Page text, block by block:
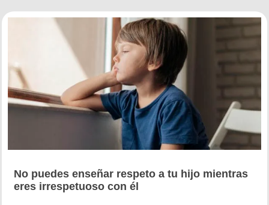
No puedes enseñar respeto a tu hijo mientras
eres irrespetuoso con él